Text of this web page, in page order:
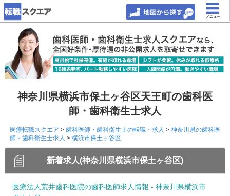
メニュー
神奈川県横浜市保土ヶ谷区天王町の歯科医
師・歯科衛生士求人
医療転職スクエア > 歯科医師・歯科衛生士の転職・求人 > 神奈川県の歯科医
師・歯科衛生士求人 > 横浜市保土ヶ谷区
新着求人(神奈川県横浜市保土ヶ谷区)
医療法人荒井歯科医院の歯科医師求人情報 - 神奈川県横浜市